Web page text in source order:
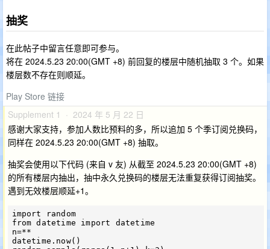
抽奖
在此帖子中留言任意即可参与。
将在 2024.5.23 20:00(GMT +8) 前回复的楼层中随机抽取 3 个。如果
楼层数不存在则顺延。
Play Store 链接
Supplement 1 · 2024 年 5 月 22 日
感谢大家支持，参加人数比预料的多，所以追加 5 个季订阅兑换码，
同样在 2024.5.23 20:00(GMT +8) 抽取。
抽奖会使用以下代码 (来自 v 友) 从截至 2024.5.23 20:00(GMT +8)
的所有楼层内抽出，抽中永久兑换码的楼层无法重复获得订阅抽奖。
遇到无效楼层顺延+1。
import random
from datetime import datetime
n=**
datetime.now()